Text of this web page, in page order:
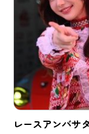
レースアンバサ